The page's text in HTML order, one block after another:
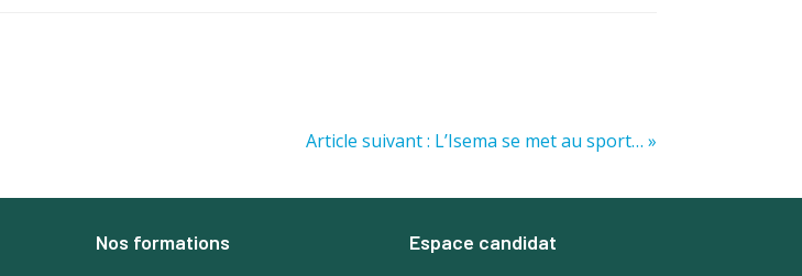
Article suivant : L’Isema se met au sport… »
Nos formations Espace candidat